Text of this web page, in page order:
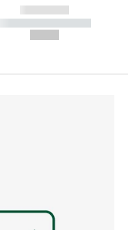
------------
----------- -----------